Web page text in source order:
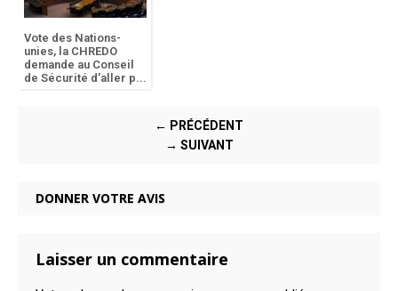
Vote des Nations-
unies, la CHREDO
demande au Conseil
de Sécurité d’aller p...
← PRÉCÉDENT
→ SUIVANT
DONNER VOTRE AVIS
Laisser un commentaire